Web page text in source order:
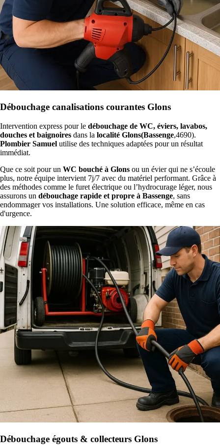
Débouchage canalisations courantes Glons
Intervention express pour le débouchage de WC, éviers, lavabos,
douches et baignoires dans la localité Glons(Bassenge,4690).
Plombier Samuel utilise des techniques adaptées pour un résultat
immédiat.
Que ce soit pour un WC bouché à Glons ou un évier qui ne s’écoule
plus, notre équipe intervient 7j/7 avec du matériel performant. Grâce à
des méthodes comme le furet électrique ou l’hydrocurage léger, nous
assurons un débouchage rapide et propre à Bassenge, sans
endommager vos installations. Une solution efficace, même en cas
d'urgence.
Débouchage égouts & collecteurs Glons